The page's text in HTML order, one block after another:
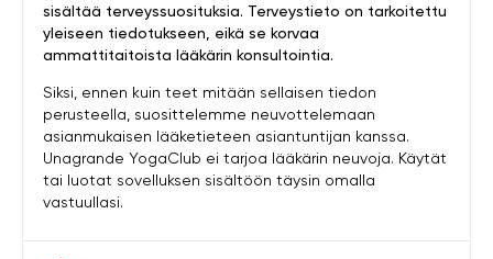
sisältää terveyssuosituksia. Terveystieto on tarkoitettu
yleiseen tiedotukseen, eikä se korvaa
ammattitaitoista lääkärin konsultointia.
Siksi, ennen kuin teet mitään sellaisen tiedon
perusteella, suosittelemme neuvottelemaan
asianmukaisen lääketieteen asiantuntijan kanssa.
Unagrande YogaClub ei tarjoa lääkärin neuvoja. Käytät
tai luotat sovelluksen sisältöön täysin omalla
vastuullasi.